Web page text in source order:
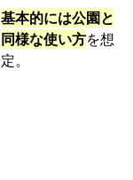
基本的には公園と
同様な使い方を想
定。